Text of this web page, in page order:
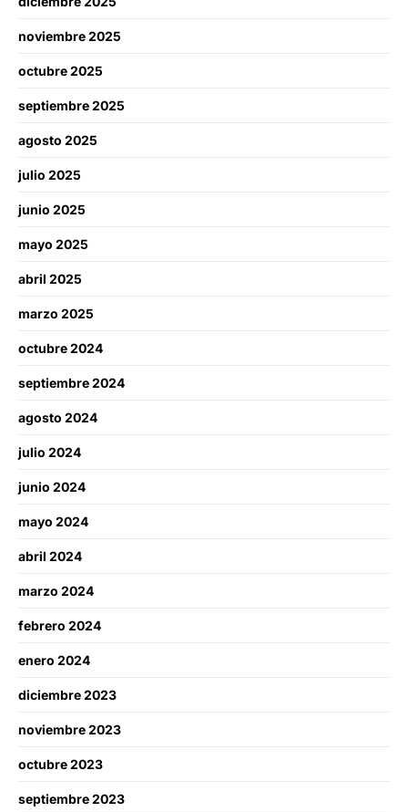
noviembre 2025
octubre 2025
septiembre 2025
agosto 2025
julio 2025
junio 2025
mayo 2025
abril 2025
marzo 2025
octubre 2024
septiembre 2024
agosto 2024
julio 2024
junio 2024
mayo 2024
abril 2024
marzo 2024
febrero 2024
enero 2024
diciembre 2023
noviembre 2023
octubre 2023
septiembre 2023